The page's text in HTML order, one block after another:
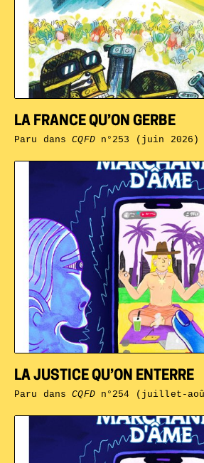
LA JUSTICE QU’ON ENTERRE
Paru dansCQFDn°254 (juillet-
LA FRANCE QU’ON GERBE
Paru dansCQFDn°253 (juin 2026)